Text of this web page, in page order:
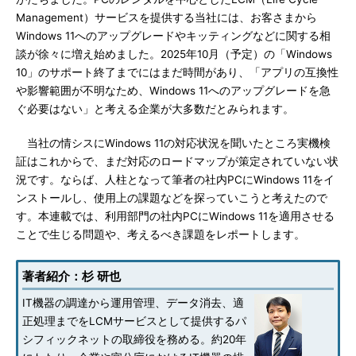
Management）サービスを提供する当社には、お客さまから
Windows 11へのアップグレードやキッティングなどに関する相
談が徐々に増え始めました。2025年10月（予定）の「Windows
10」のサポート終了までにはまだ時間があり、「アプリの互換性
や影響範囲が不明なため、Windows 11へのアップグレードを急
ぐ必要はない」と考える企業が大多数だとみられます。
当社の情シスにWindows 11の対応状況を聞いたところ実機検
証はこれからで、まだ対応のロードマップが策定されていない状
況です。ならば、人柱となって筆者の社内PCにWindows 11をイ
ンストールし、使用上の課題などを探っていこうと考えたので
す。本連載では、利用部門の社内PCにWindows 11を適用させる
ことで生じる問題や、考えるべき課題をレポートします。
著者紹介：杉 研也
IT機器の調達から運用管理、データ消去、適
正処理までをLCMサービスとして提供するパ
シフィックネットの取締役を務める。約20年